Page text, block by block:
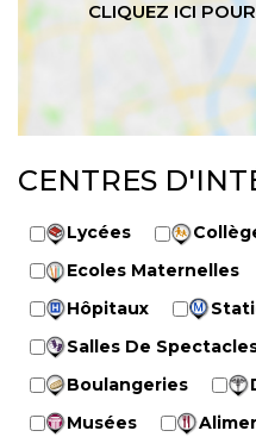
CENTRES
Lycées
Ecoles Maternelles
Hôpitaux
Salles De
Boulangeries
Musées